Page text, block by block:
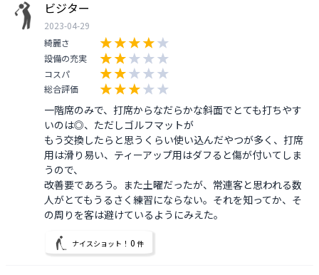
ビジター
2023-04-29
綺麗さ
設備の充実
コスパ
総合評価
一階席のみで、打席からなだらかな斜面でとても打ちやす
いのは◎、ただしゴルフマットが
もう交換したらと思うくらい使い込んだやつが多く、打席
用は滑り易い、ティーアップ用はダフると傷が付いてしま
うので、
改善要であろう。また土曜だったが、常連客と思われる数
人がとてもうるさく練習にならない。それを知ってか、そ
ナイスショット！ 0 件